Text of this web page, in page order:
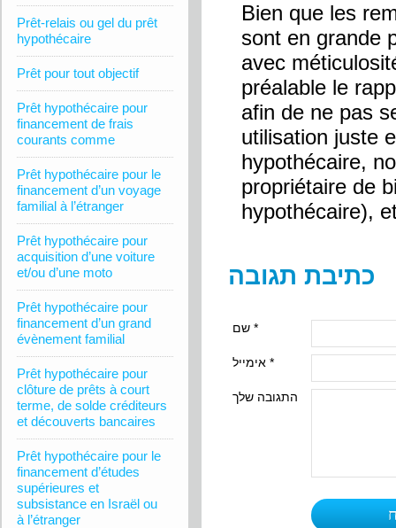
Prêt-relais ou gel du prêt
hypothécaire
Prêt pour tout objectif
Prêt hypothécaire pour
financement de frais
courants comme
Prêt hypothécaire pour le
financement d’un voyage
familial à l’étranger
Prêt hypothécaire pour
acquisition d’une voiture
et/ou d’une moto
Prêt hypothécaire pour
financement d’un grand
évènement familial
Prêt hypothécaire pour
clôture de prêts à court
terme, de solde créditeurs
et découverts bancaires
Prêt hypothécaire pour le
financement d’études
supérieures et
subsistance en Israël ou
à l’étranger
Bien que les
sont en grande
avec
préalable le
afin de ne pas
utilisation juste
hypothécaire,
propriétaire de
hypothécaire),
כתיבת תגובה
שם *
אימייל *
התגובה שלך